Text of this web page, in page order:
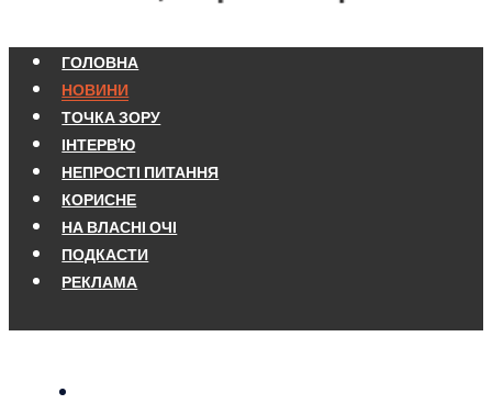
ГОЛОВНА
НОВИНИ
ТОЧКА ЗОРУ
ІНТЕРВ'Ю
НЕПРОСТІ ПИТАННЯ
КОРИСНЕ
НА ВЛАСНІ ОЧІ
ПОДКАСТИ
РЕКЛАМА